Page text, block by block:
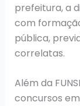
prefeitura, a
com
pública,
correlatas.
Além da
concursos